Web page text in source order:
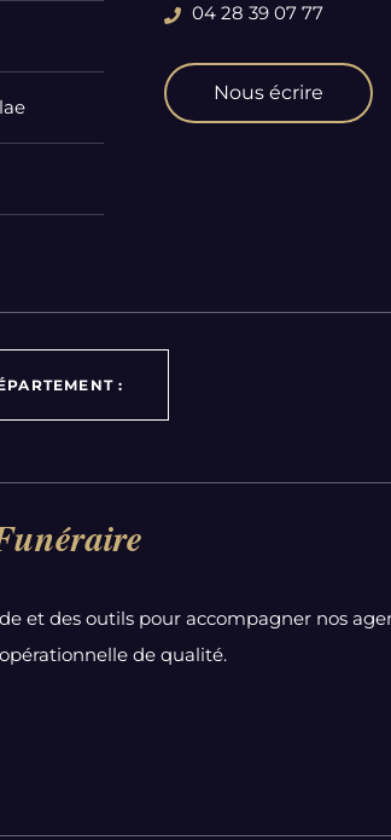
04 28 39 07 77
Nous écrire
:
et des outils pour accompagner nos
de qualité.